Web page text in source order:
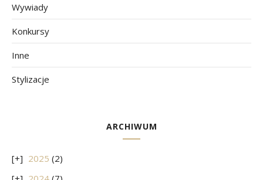
Wywiady
Konkursy
Inne
Stylizacje
ARCHIWUM
2025 (2)